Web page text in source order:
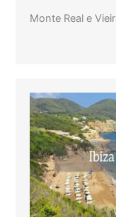
Monte Real e